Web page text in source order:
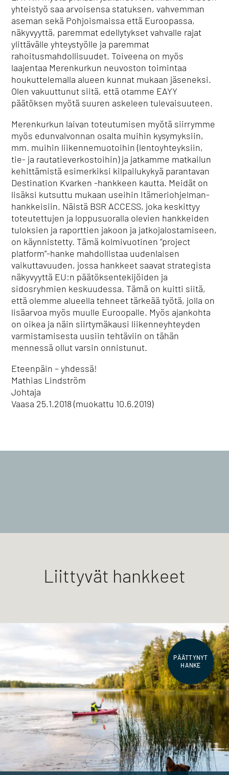
yhteistyö saa arvoisensa statuksen, vahvemman
aseman sekä Pohjoismaissa että Euroopassa,
näkyvyyttä, paremmat edellytykset vahvalle rajat
ylittävälle yhteystyölle ja paremmat
rahoitusmahdollisuudet. Toiveena on myös
laajentaa Merenkurkun neuvoston toimintaa
houkuttelemalla alueen kunnat mukaan jäseneksi.
Olen vakuuttunut siitä, että otamme EAYY
päätöksen myötä suuren askeleen tulevaisuuteen.
Merenkurkun laivan toteutumisen myötä siirrymme
myös edunvalvonnan osalta muihin kysymyksiin,
mm. muihin liikennemuotoihin (lentoyhteyksiin,
tie- ja rautatieverkostoihin) ja jatkamme matkailun
kehittämistä esimerkiksi kilpailukykyä parantavan
Destination Kvarken -hankkeen kautta. Meidät on
lisäksi kutsuttu mukaan useihin Itämeriohjelman-
hankkeisiin. Näistä BSR ACCESS, joka keskittyy
toteutettujen ja loppusuoralla olevien hankkeiden
tuloksien ja raporttien jakoon ja jatkojalostamiseen,
on käynnistetty. Tämä kolmivuotinen ”project
platform”-hanke mahdollistaa uudenlaisen
vaikuttavuuden, jossa hankkeet saavat strategista
näkyvyyttä EU:n päätöksentekijöiden ja
sidosryhmien keskuudessa. Tämä on kuitti siitä,
että olemme alueella tehneet tärkeää työtä, jolla on
lisäarvoa myös muulle Euroopalle. Myös ajankohta
on oikea ja näin siirtymäkausi liikenneyhteyden
varmistamisesta uusiin tehtäviin on tähän
mennessä ollut varsin onnistunut.
Eteenpäin – yhdessä!
Mathias Lindström
Johtaja
Vaasa 25.1.2018 (muokattu 10.6.2019)
Liittyvät hankkeet
PÄÄTTYNYT
HANKE